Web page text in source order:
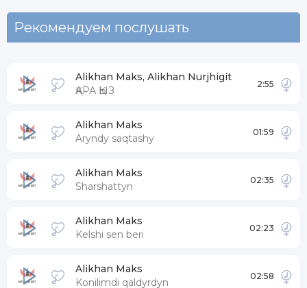
Рекомендуем послушать
Alikhan Maks, Alikhan Nurjhigit
ҚАРА ҚЫЗ
2:55
Alikhan Maks
Aryndy saqtashy
01:59
Alikhan Maks
Sharshattyn
02:35
Alikhan Maks
Kelshi sen beri
02:23
Alikhan Maks
Konilimdi qaldyrdyn
02:58